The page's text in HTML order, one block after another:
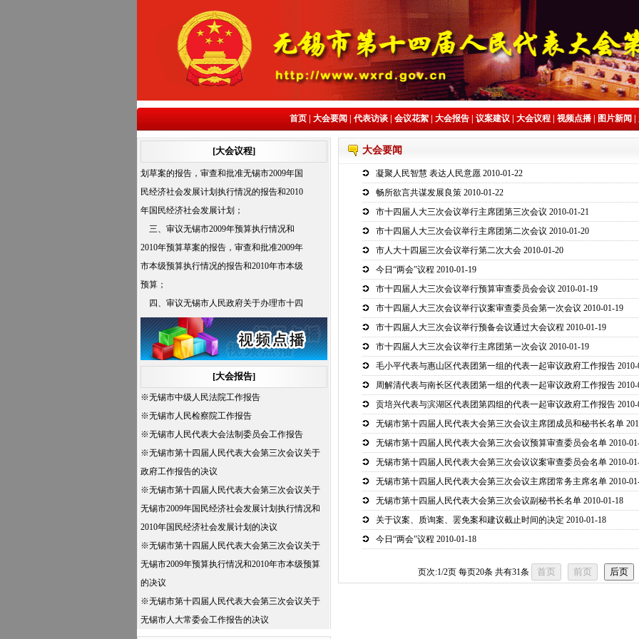
首页 大会要闻 代表访谈 会议花絮 大会报告 议案建议 大会议程 视频点播 图片新闻
[大会议程]
计划执行情况和2010年国民经济社会发展计
划草案的报告，审查和批准无锡市2009年国
民经济社会发展计划执行情况的报告和2010
年国民经济社会发展计划；
三、审议无锡市2009年预算执行情况和
2010年预算草案的报告，审查和批准2009年
市本级预算执行情况的报告和2010年市本级
预算；
四、审议无锡市人民政府关于办理市十四
届人大二次会议代表议案和建议情况的报
告；
五、听取和审议无锡市人大常委会工作报
六、听取和审议无锡市中级人民法院工作
报告；
七、听取和审议无锡市人民检察院工作报
告；
八、选举。
[大会报告]
※无锡市中级人民法院工作报告
※无锡市人民检察院工作报告
※无锡市人民代表大会法制委员会工作报告
※无锡市第十四届人民代表大会第三次会议关于
政府工作报告的决议
※无锡市第十四届人民代表大会第三次会议关于
无锡市2009年国民经济社会发展计划执行情况和
2010年国民经济社会发展计划的决议
※无锡市第十四届人民代表大会第三次会议关于
无锡市2009年预算执行情况和2010年市本级预算
的决议
※无锡市第十四届人民代表大会第三次会议关于
无锡市人大常委会工作报告的决议
大会要闻
凝聚人民智慧 表达人民意愿2010-01-22
畅所欲言共谋发展良策2010-01-22
市十四届人大三次会议举行主席团第三次会议 2010-01-21
市十四届人大三次会议举行主席团第二次会议 2010-01-20
市人大十四届三次会议举行第二次大会2010-01-20
今日“两会”议程 2010-01-19
市十四届人大三次会议举行预算审查委员会会议 2010-01-19
市十四届人大三次会议举行议案审查委员会第一次会议 2010-01-19
市十四届人大三次会议举行预备会议通过大会议程 2010-01-19
市十四届人大三次会议举行主席团第一次会议 2010-01-19
毛小平代表与惠山区代表团第一组的代表一起审议政府工作报告2010-
周解清代表与南长区代表团第一组的代表一起审议政府工作报告2010-
贡培兴代表与滨湖区代表团第四组的代表一起审议政府工作报告2010-
无锡市第十四届人民代表大会第三次会议主席团成员和秘书长名单
无锡市第十四届人民代表大会第三次会议预算审查委员会名单2010-
无锡市第十四届人民代表大会第三次会议议案审查委员会名单2010-
无锡市第十四届人民代表大会第三次会议主席团常务主席名单2010-
无锡市第十四届人民代表大会第三次会议副秘书长名单2010-01-18
关于议案、质询案、罢免案和建议截止时间的决定 2010-01-18
今日“两会”议程 2010-01-18
页次:1/2页 每页20条 共有31条